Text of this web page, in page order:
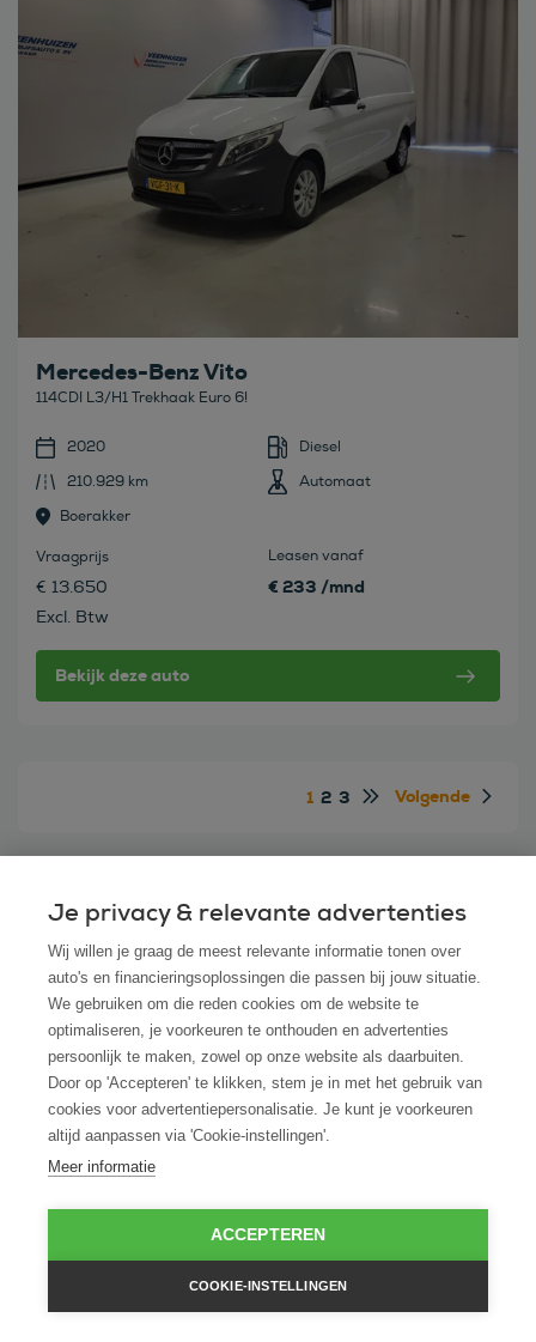
Mercedes-Benz Vito
114CDI L3/H1 Trekhaak Euro 6!
2020
Diesel
210.929 km
Automaat
Boerakker
Vraagprijs
€ 13.650
Excl. Btw
Leasen vanaf
€ 233 /mnd
Bekijk deze auto
1 2 3 Volgende
Veelgestelde vragen
Kan ik ook een Suzuki leasen via ROS finance
als ik hem bij een andere dealer heb
gevonden?
na akkoord op de leaseaanvraag?
Is financial lease ook mogelijk voor startende
Je privacy & relevante advertenties
Wij willen je graag de meest relevante informatie tonen over
auto's en financieringsoplossingen die passen bij jouw situatie.
We gebruiken om die reden cookies om de website te
optimaliseren, je voorkeuren te onthouden en advertenties
persoonlijk te maken, zowel op onze website als daarbuiten.
Door op 'Accepteren' te klikken, stem je in met het gebruik van
cookies voor advertentiepersonalisatie. Je kunt je voorkeuren
altijd aanpassen via 'Cookie-instellingen'.
Meer informatie
ACCEPTEREN
COOKIE-INSTELLINGEN